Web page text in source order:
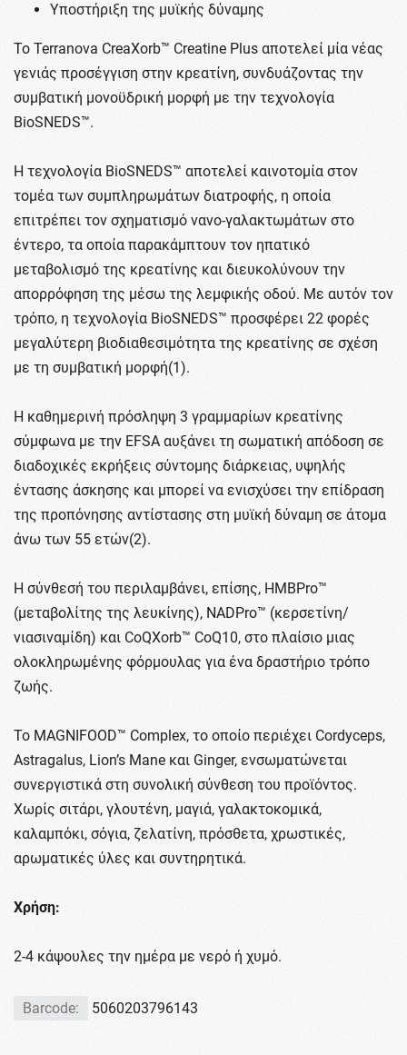
Υποστήριξη της μυϊκής δύναμης
Το Terranova CreaXorb™ Creatine Plus αποτελεί μία νέας
γενιάς προσέγγιση στην κρεατίνη, συνδυάζοντας την
συμβατική μονοϋδρική μορφή με την τεχνολογία
BioSNEDS™.
Η τεχνολογία BioSNEDS™ αποτελεί καινοτομία στον
τομέα των συμπληρωμάτων διατροφής, η οποία
επιτρέπει τον σχηματισμό νανο-γαλακτωμάτων στο
έντερο, τα οποία παρακάμπτουν τον ηπατικό
μεταβολισμό της κρεατίνης και διευκολύνουν την
απορρόφηση της μέσω της λεμφικής οδού. Με αυτόν τον
τρόπο, η τεχνολογία BioSNEDS™ προσφέρει 22 φορές
μεγαλύτερη βιοδιαθεσιμότητα της κρεατίνης σε σχέση
με τη συμβατική μορφή(1).
Η καθημερινή πρόσληψη 3 γραμμαρίων κρεατίνης
σύμφωνα με την EFSA αυξάνει τη σωματική απόδοση σε
διαδοχικές εκρήξεις σύντομης διάρκειας, υψηλής
έντασης άσκησης και μπορεί να ενισχύσει την επίδραση
της προπόνησης αντίστασης στη μυϊκή δύναμη σε άτομα
άνω των 55 ετών(2).
Η σύνθεσή του περιλαμβάνει, επίσης, HMBPro™
(μεταβολίτης της λευκίνης), NADPro™ (κερσετίνη/
νιασιναμίδη) και CoQXorb™ CoQ10, στο πλαίσιο μιας
ολοκληρωμένης φόρμουλας για ένα δραστήριο τρόπο
ζωής.
Το MAGNIFOOD™ Complex, το οποίο περιέχει Cordyceps,
Astragalus, Lion’s Mane και Ginger, ενσωματώνεται
συνεργιστικά στη συνολική σύνθεση του προϊόντος.
Χωρίς σιτάρι, γλουτένη, μαγιά, γαλακτοκομικά,
καλαμπόκι, σόγια, ζελατίνη, πρόσθετα, χρωστικές,
αρωματικές ύλες και συντηρητικά.
Χρήση:
2-4 κάψουλες την ημέρα με νερό ή χυμό.
Barcode: 5060203796143